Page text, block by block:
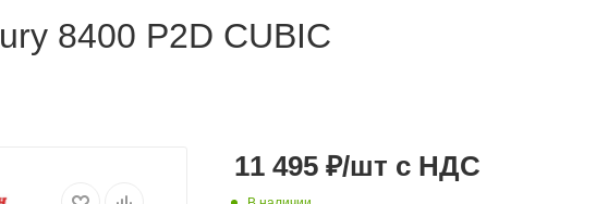
8400 P2D CUBIC
11 495 ₽/шт с НДС